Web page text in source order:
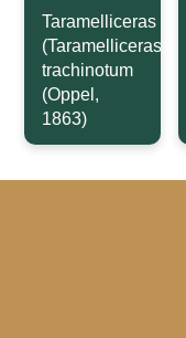
Taramelliceras
(Taramelliceras)
trachinotum
(Oppel,
1863)